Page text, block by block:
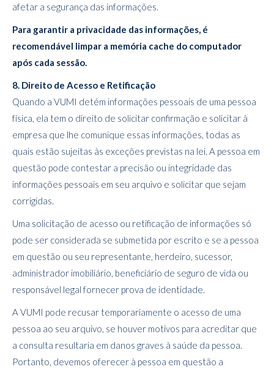
afetar a segurança das informações.
Para garantir a privacidade das informações, é
recomendável limpar a memória cache do computador
após cada sessão.
8. Direito de Acesso e Retificação
Quando a VUMI detém informações pessoais de uma pessoa
física, ela tem o direito de solicitar confirmação e solicitar à
empresa que lhe comunique essas informações, todas as
quais estão sujeitas às exceções previstas na lei. A pessoa em
questão pode contestar a precisão ou integridade das
informações pessoais em seu arquivo e solicitar que sejam
corrigidas.
Uma solicitação de acesso ou retificação de informações só
pode ser considerada se submetida por escrito e se a pessoa
em questão ou seu representante, herdeiro, sucessor,
administrador imobiliário, beneficiário de seguro de vida ou
responsável legal fornecer prova de identidade.
A VUMI pode recusar temporariamente o acesso de uma
pessoa ao seu arquivo, se houver motivos para acreditar que
a consulta resultaria em danos graves à saúde da pessoa.
Portanto, devemos oferecer à pessoa em questão a